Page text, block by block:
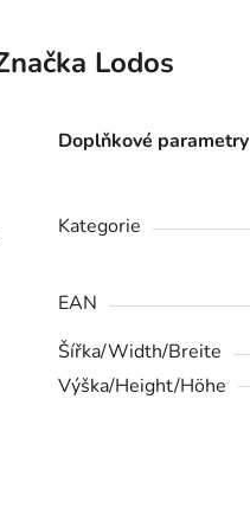
Lodos
Doplňkové parametry
Kategorie
EAN
Šířka/Width/Breite
Výška/Height/Höhe